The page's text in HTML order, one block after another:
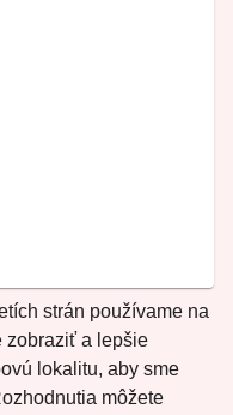
strán používame na
zobraziť a lepšie
lokalitu, aby sme
môžete